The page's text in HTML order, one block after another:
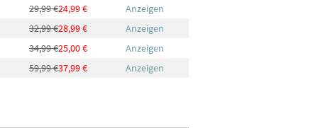
29,99 €24,99 €
Anzeigen
32,99 €28,99 €
Anzeigen
34,99 €25,00 €
Anzeigen
59,99 €37,99 € Anzeigen